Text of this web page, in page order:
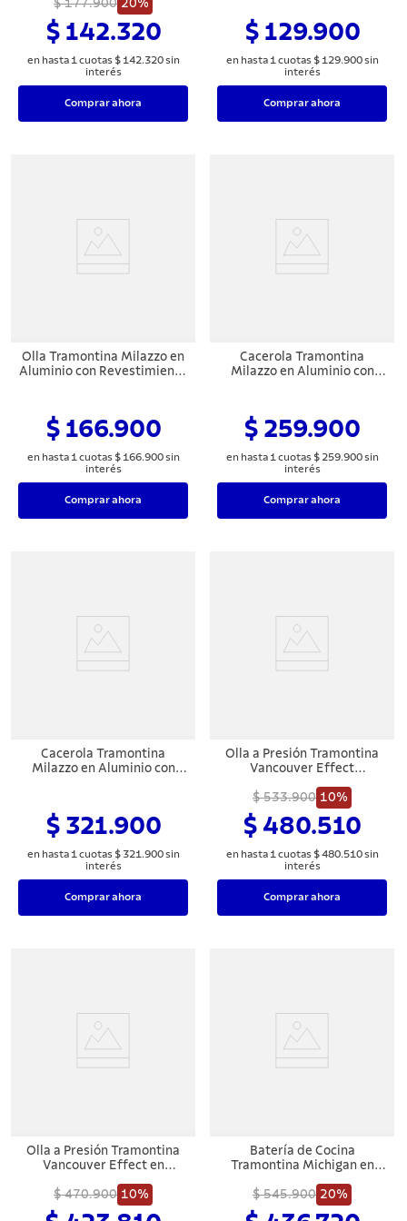
Externo en Antiadherente
Starflon Max Almendra 24
cm
$ 177.900 20%
$ 142.320
en hasta 1 cuotas $ 142.320sin
interés
Comprar ahora
Starflon Max Almendra 14
cm
$ 129.900
en hasta 1 cuotas $ 129.900sin
interés
Comprar ahora
Olla Tramontina Milazzo en
Aluminio con Revestimiento
Almendra 16 cm
$ 166.900
en hasta 1 cuotas $ 166.900sin
interés
Comprar ahora
Cacerola Tramontina
Milazzo en Aluminio con
Starflon Max Almendra 20
cm
$ 259.900
en hasta 1 cuotas $ 259.900sin
interés
Comprar ahora
Cacerola Tramontina
Milazzo en Aluminio con
Starflon Max Almendra 24
cm
$ 321.900
en hasta 1 cuotas $ 321 .900sin
interés
Comprar ahora
Olla a Presión Tramontina
Vancouver Effect
$ 533.900 10%
$ 480.510
en hasta 1 cuotas $ 480.510sin
interés
Comprar ahora
Olla a Presión Tramontina
Vancouver Effect en
Interno y Externo en
Antiadherente Starflon Max
$ 470.900 10%
Batería de Cocina
Tramontina Michigan en
Interno y Externo
Antiadherente Starflon Max
$ 545.900 20%